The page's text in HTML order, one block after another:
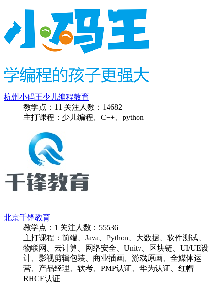
杭州小码王少儿编程教育
教学点： 11 关注人数： 14682
主打课程：少儿编程、C++、python
北京千锋教育
教学点： 1 关注人数： 55536
主打课程：前端、Java、Python、大数据、软件测试、
物联网、云计算、网络安全、Unity、区块链、UI/UE设
计、影视剪辑包装、商业插画、游戏原画、全媒体运
营、产品经理、软考、PMP认证、华为认证、红帽
RHCE认证